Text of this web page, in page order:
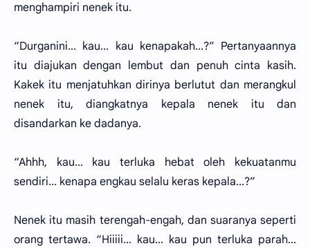
menghampiri nenek itu.
“Durganini... kau... kau kenapakah...?” Pertanyaannya
itu diajukan dengan lembut dan penuh cinta kasih.
Kakek itu menjatuhkan dirinya berlutut dan merangkul
nenek itu, diangkatnya kepala nenek itu dan
disandarkan ke dadanya.
“Ahhh, kau... kau terluka hebat oleh kekuatanmu
sendiri... kenapa engkau selalu keras kepala...?”
Nenek itu masih terengah-engah, dan suaranya seperti
orang tertawa. “Hiiiii... kau... kau pun terluka parah...